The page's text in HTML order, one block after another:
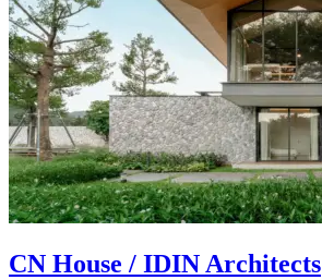
CN House / IDIN Architects